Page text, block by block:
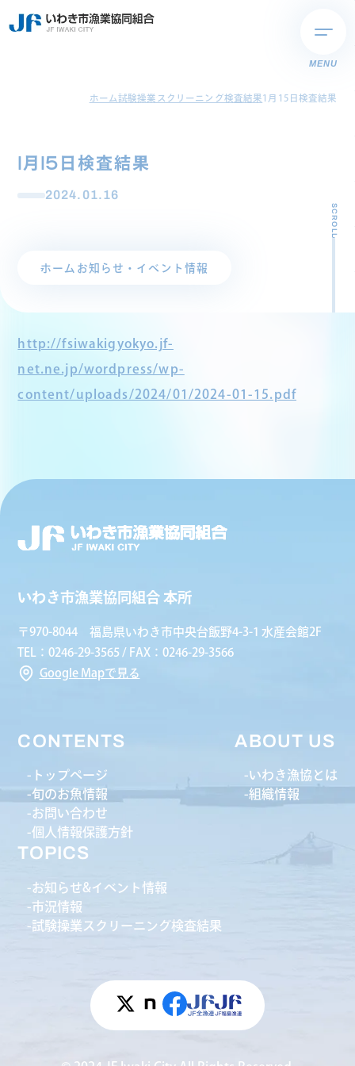
MENU
ホーム試験操業スクリーニング検査結果1月15日検査結果
1月15日検査結果
2024.01.16
ホーム お知らせ・イベント情報
SCROLL
http://fsiwakigyokyo.jf-
net.ne.jp/wordpress/wp-
content/uploads/2024/01/2024-01-15.pdf
いわき市漁業協同組合 本所
〒970-8044 福島県いわき市中央台飯野4-3-1 水産会館2F
TEL：0246-29-3565 / FAX：0246-29-3566
Google Mapで見る
CONTENTS
トップページ
旬のお魚情報
お問い合わせ
個人情報保護方針
ABOUT US
いわき漁協とは
組織情報
TOPICS
お知らせ&イベント情報
市況情報
試験操業スクリーニング検査結果